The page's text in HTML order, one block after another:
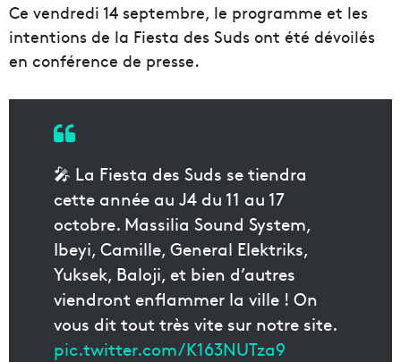
Ce vendredi 14 septembre, le programme et les
intentions de la Fiesta des Suds ont été dévoilés
en conférence de presse.
🎤 La Fiesta des Suds se tiendra
cette année au J4 du 11 au 17
octobre. Massilia Sound System,
Ibeyi, Camille, General Elektriks,
Yuksek, Baloji, et bien d’autres
viendront enflammer la ville ! On
vous dit tout très vite sur notre site.
pic.twitter.com/K163NUTza9